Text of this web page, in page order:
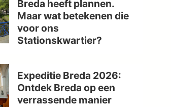
Breda heeft plannen.
Maar wat betekenen die
voor ons
Stationskwartier?
Expeditie Breda 2026:
Ontdek Breda op een
verrassende manier